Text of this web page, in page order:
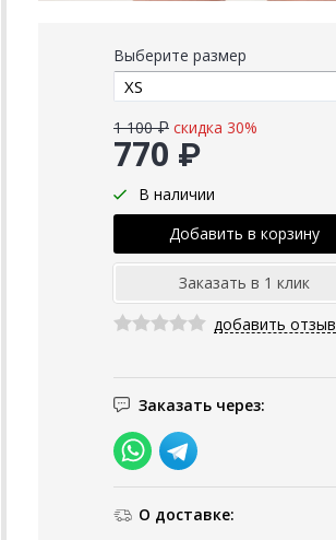
Выберите размер
770 ₽
1 100 ₽ скидка 30%
В наличии
добавить отзыв
Заказать через:
О доставке: